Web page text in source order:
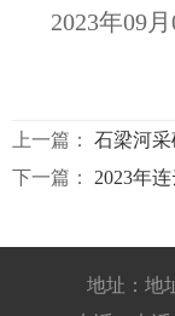
2023年09月
上一篇： 石梁河采砂
下一篇： 2023年连云港市普
地址：地